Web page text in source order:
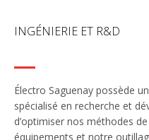
INGÉNIERIE ET R&D
Électro Saguenay possède
spécialisé en recherche et
d’optimiser nos méthodes
équipements et notre